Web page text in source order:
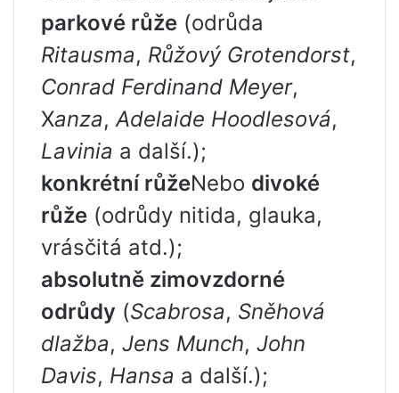
parkové růže (odrůda
Ritausma, Růžový Grotendorst,
Conrad Ferdinand Meyer,
Xanza,Adelaide Hoodlesová,
Lavinia a další.);
konkrétní růžeNebo divoké
růže (odrůdy nitida, glauka,
vrásčitá atd.);
absolutně zimovzdorné
odrůdy (Scabrosa, Sněhová
dlažba, Jens Munch, John
Davis, Hansa a další.);